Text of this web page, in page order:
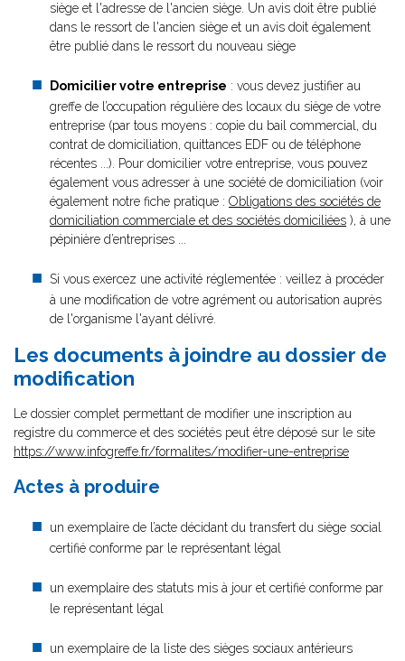
siège et l'adresse de l'ancien siège. Un avis doit être publié
dans le ressort de l'ancien siège et un avis doit également
être publié dans le ressort du nouveau siège
Domicilier votre entreprise : vous devez justifier au
greffe de l’occupation régulière des locaux du siège de votre
entreprise (par tous moyens : copie du bail commercial, du
contrat de domiciliation, quittances EDF ou de téléphone
récentes ...). Pour domicilier votre entreprise, vous pouvez
également vous adresser à une société de domiciliation (voir
également notre fiche pratique : Obligations des sociétés de
domiciliation commerciale et des sociétés domiciliées ), à une
pépinière d’entreprises ...
Si vous exercez une activité réglementée : veillez à procéder
à une modification de votre agrément ou autorisation auprès
de l'organisme l'ayant délivré.
Les documents à joindre au dossier de
modification
Le dossier complet permettant de modifier une inscription au
registre du commerce et des sociétés peut être déposé sur le site
https://www.infogreffe.fr/formalites/modifier-une-entreprise
Actes à produire
un exemplaire de l’acte décidant du transfert du siège social
certifié conforme par le représentant légal
un exemplaire des statuts mis à jour et certifié conforme par
le représentant légal
un exemplaire de la liste des sièges sociaux antérieurs